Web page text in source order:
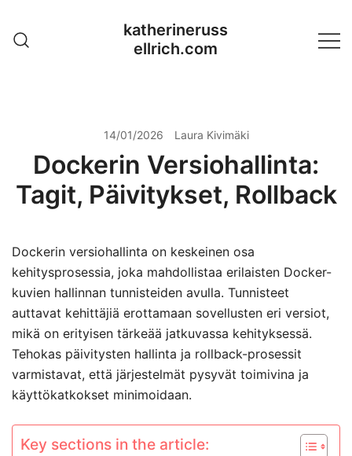
content
katherineruss
ellrich.com
14/01/2026 Laura Kivimäki
Dockerin Versiohallinta:
Tagit, Päivitykset, Rollback
Dockerin versiohallinta on keskeinen osa
kehitysprosessia, joka mahdollistaa erilaisten Docker-
kuvien hallinnan tunnisteiden avulla. Tunnisteet
auttavat kehittäjiä erottamaan sovellusten eri versiot,
mikä on erityisen tärkeää jatkuvassa kehityksessä.
Tehokas päivitysten hallinta ja rollback-prosessit
varmistavat, että järjestelmät pysyvät toimivina ja
käyttökatkokset minimoidaan.
Key sections in the article: